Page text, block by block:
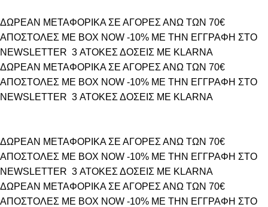
ΔΩΡΕΑΝ ΜΕΤΑΦΟΡΙΚΑ ΣΕ ΑΓΟΡΕΣ ΑΝΩ ΤΩΝ 70€
ΑΠΟΣΤΟΛΕΣ ΜΕ BOX NOW -10% ΜΕ ΤΗΝ ΕΓΓΡΑΦΗ ΣΤΟ
NEWSLETTER 3 ΑΤΟΚΕΣ ΔΟΣΕΙΣ ΜΕ KLARNA
ΔΩΡΕΑΝ ΜΕΤΑΦΟΡΙΚΑ ΣΕ ΑΓΟΡΕΣ ΑΝΩ ΤΩΝ 70€
ΑΠΟΣΤΟΛΕΣ ΜΕ BOX NOW -10% ΜΕ ΤΗΝ ΕΓΓΡΑΦΗ ΣΤΟ
NEWSLETTER 3 ΑΤΟΚΕΣ ΔΟΣΕΙΣ ΜΕ KLARNA
ΔΩΡΕΑΝ ΜΕΤΑΦΟΡΙΚΑ ΣΕ ΑΓΟΡΕΣ ΑΝΩ ΤΩΝ 70€
ΑΠΟΣΤΟΛΕΣ ΜΕ BOX NOW -10% ΜΕ ΤΗΝ ΕΓΓΡΑΦΗ ΣΤΟ
NEWSLETTER 3 ΑΤΟΚΕΣ ΔΟΣΕΙΣ ΜΕ KLARNA
ΔΩΡΕΑΝ ΜΕΤΑΦΟΡΙΚΑ ΣΕ ΑΓΟΡΕΣ ΑΝΩ ΤΩΝ 70€
ΑΠΟΣΤΟΛΕΣ ΜΕ BOX NOW -10% ΜΕ ΤΗΝ ΕΓΓΡΑΦΗ ΣΤΟ